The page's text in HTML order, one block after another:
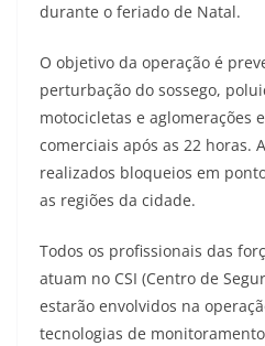
durante o feriado de Natal.
O objetivo da operação é
perturbação do sossego,
motocicletas e aglomerações
comerciais após as 22 horas.
realizados bloqueios em
as regiões da cidade.
Todos os profissionais das
atuam no CSI (Centro de
estarão envolvidos na
tecnologias de